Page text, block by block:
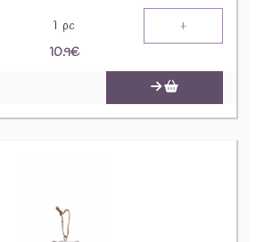
1 pc +
10.9€